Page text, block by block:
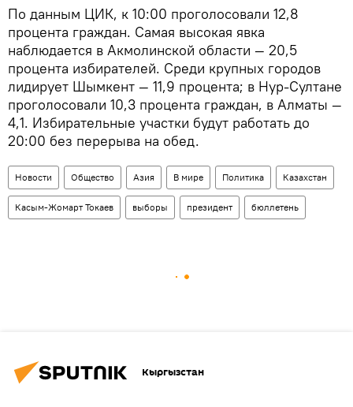
По данным ЦИК, к 10:00 проголосовали 12,8
процента граждан. Самая высокая явка
наблюдается в Акмолинской области — 20,5
процента избирателей. Среди крупных городов
лидирует Шымкент — 11,9 процента; в Нур-Султане
проголосовали 10,3 процента граждан, в Алматы —
4,1. Избирательные участки будут работать до
20:00 без перерыва на обед.
Новости Общество Азия В мире Политика Казахстан
Касым-Жомарт Токаев выборы президент бюллетень
Кыргызстан